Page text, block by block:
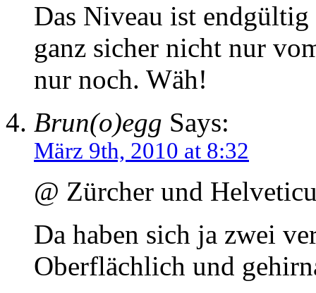
Das Niveau ist
ganz sicher nicht nur
nur noch. Wäh!
Brun(o)egg Says:
März 9th, 2010 at 8:32
@ Zürcher und
Da haben sich ja zwei
Oberflächlich und